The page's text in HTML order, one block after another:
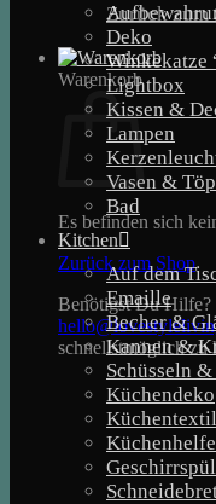
Zurück zum
Warenkorb
Es befinden sich
Zurück zum Shop
Benötigst Du Hilfe?
schnellstmöglich zu
Deko
Winkekatze
Lightbox
Kissen &
Lampen
Vasen &
Bad
Kitchen
Auf dem
Emaille
Becher &
Kannen &
Schüsseln
Küchendeko